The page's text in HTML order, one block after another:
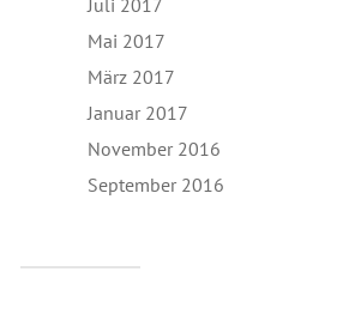
Mai 2017
März 2017
Januar 2017
November 2016
September 2016